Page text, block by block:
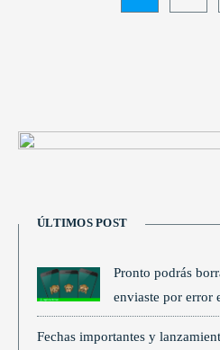
pagination
ÚLTIMOS POST
Pronto podrás
enviaste por error
Fechas importantes y